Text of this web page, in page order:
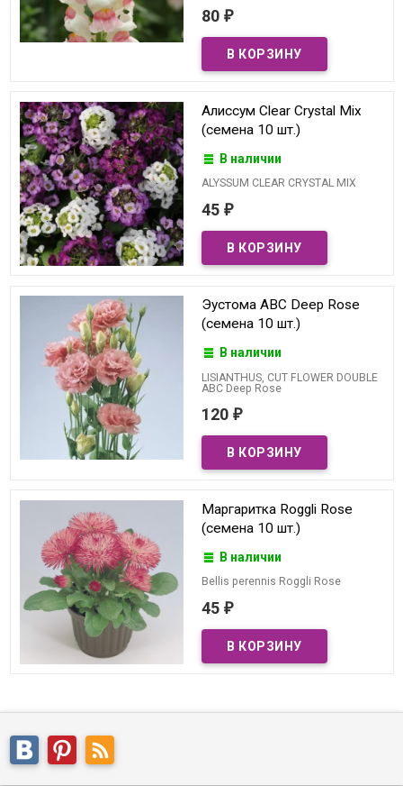
80 ₽
Алиссум Clear Crystal Mix
(семена 10 шт.)
В наличии
ALYSSUM CLEAR CRYSTAL MIX
45 ₽
Эустома ABC Deep Rose
(семена 10 шт.)
В наличии
LISIANTHUS, CUT FLOWER DOUBLE
ABC Deep Rose
120 ₽
Маргаритка Roggli Rose
(семена 10 шт.)
В наличии
Bellis perennis Roggli Rose
45 ₽